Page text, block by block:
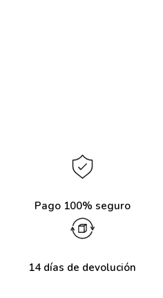
Pago 100% seguro
14 días de devolución